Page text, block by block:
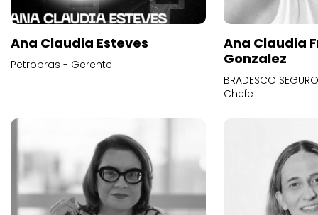
Ana Claudia Esteves
Petrobras - Gerente
Ana Claudia
Gonzalez
BRADESCO
Chefe